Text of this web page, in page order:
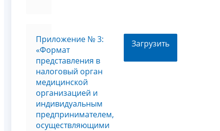
Приложение № 3:
«Формат
представления в
налоговый орган
медицинской
организацией и
индивидуальным
предпринимателем,
осуществляющими
Загрузить